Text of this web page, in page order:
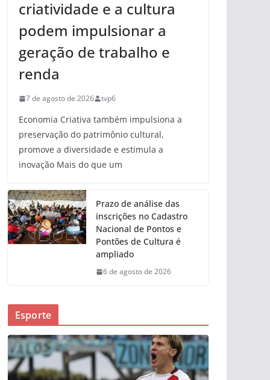
criatividade e a cultura
podem impulsionar a
geração de trabalho e
renda
7 de agosto de 2026 tvp6
Economia Criativa também impulsiona a
preservação do patrimônio cultural,
promove a diversidade e estimula a
inovação Mais do que um
Prazo de análise das
inscrições no Cadastro
Nacional de Pontos e
Pontões de Cultura é
ampliado
6 de agosto de 2026
Esporte